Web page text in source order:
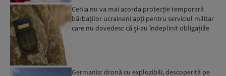
Cehia nu va mai acorda protecție temporară
bărbaților ucraineni apți pentru serviciul militar
care nu dovedesc că și-au îndeplinit obligațiile
Germania: dronă cu explozibili, descoperită pe